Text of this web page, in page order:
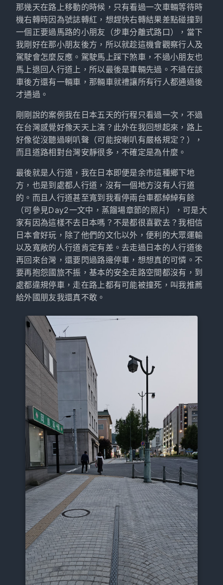
那幾天在路上移動的時候，只有看過一次車輛等待時
機右轉時因為號誌轉紅，想趕快右轉結果差點碰撞到
一個正要過馬路的小朋友（步車分離式路口），當下
我剛好在那小朋友後方，所以就趁這機會觀察行人及
駕駛會怎麼反應。駕駛馬上踩下煞車，不過小朋友也
馬上退回人行道上，所以最後是車輛先過。不過在該
車後方還有一輛車，那輛車就禮讓所有行人都通過後
才通過。
剛剛說的案例我在日本五天的行程只看過一次，不過
在台灣感覺好像天天上演？此外在我回想起來，路上
好像從沒聽過喇叭聲（可能按喇叭有嚴格規定？），
而且道路相對台灣安靜很多，不確定是為什麼。
最後就是人行道，我在日本即便是余市這種鄉下地
方，也是到處都人行道，沒有一個地方沒有人行道
的。而且人行道甚至寬到我看停兩台車都綽綽有餘
（可參見Day2一文中，蒸餾場章節的照片），可是大
家有因為這樣不去日本嗎？不是都很喜歡去？我相信
日本會好玩，除了他們的文化以外，便利的大眾運輸
以及寬敞的人行道肯定有差。去走過日本的人行道後
再回來台灣，還要閃過路邊停車，想想真的可憐。不
要再抱怨國旅不振，基本的安全走路空間都沒有，到
處都違規停車，走在路上都有可能被撞死，叫我推薦
給外國朋友我還真不敢。